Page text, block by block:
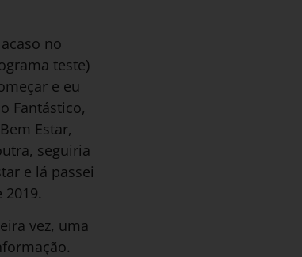
no
teste)
e eu
Fantástico,
Estar,
seguiria
e lá passei
vez, uma